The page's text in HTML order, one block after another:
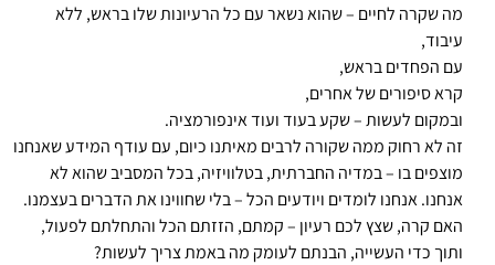
מה שקרה לחיים – שהוא נשאר עם כל הרעיונות שלו בראש, ללא
עיבוד,
עם הפחדים בראש,
קרא סיפורים של אחרים,
ובמקום לעשות – שקע בעוד ועוד אינפורמציה.
זה לא רחוק ממה שקורה לרבים מאיתנו כיום, עם עודף המידע שאנחנו
מוצפים בו – במדיה החברתית, בטלוויזיה, בכל המסביב שהוא לא
אנחנו. אנחנו לומדים ויודעים הכל – בלי שחווינו את הדברים בעצמנו.
האם קרה, שצץ לכם רעיון – קמתם, הזזתם הכל והתחלתם לפעול,
ותוך כדי העשייה, הבנתם לעומק מה באמת צריך לעשות?